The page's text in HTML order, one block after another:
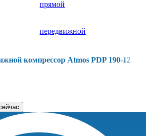
прямой
передвижной
компрессор Atmos PDP 190-12